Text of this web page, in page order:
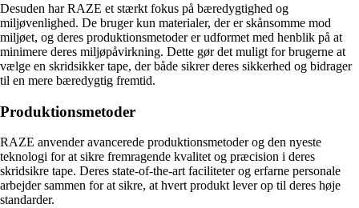
Desuden har RAZE et stærkt fokus på bæredygtighed og
miljøvenlighed. De bruger kun materialer, der er skånsomme mod
miljøet, og deres produktionsmetoder er udformet med henblik på at
minimere deres miljøpåvirkning. Dette gør det muligt for brugerne at
vælge en skridsikker tape, der både sikrer deres sikkerhed og bidrager
til en mere bæredygtig fremtid.
Produktionsmetoder
RAZE anvender avancerede produktionsmetoder og den nyeste
teknologi for at sikre fremragende kvalitet og præcision i deres
skridsikre tape. Deres state-of-the-art faciliteter og erfarne personale
arbejder sammen for at sikre, at hvert produkt lever op til deres høje
standarder.